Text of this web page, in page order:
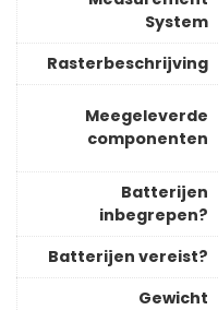
System
Rasterbeschrijving
Meegeleverde
componenten
Batterijen
inbegrepen?
Batterijen vereist?
Gewicht